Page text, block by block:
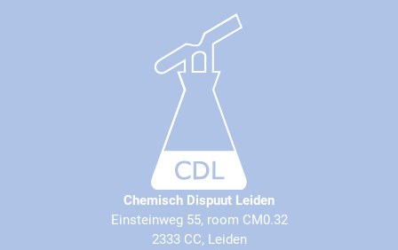
Chemisch Dispuut Leiden
Einsteinweg 55, room CM0.32
2333 CC, Leiden